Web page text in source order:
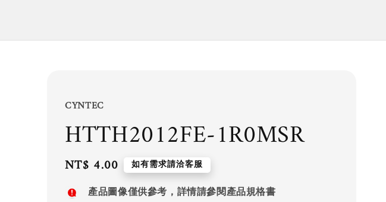
CYNTEC
HTTH2012FE-1R0MSR
Regular
price
NT$ 4.00 如有需求請洽客服
產品圖像僅供參考，詳情請參閱產品規格書